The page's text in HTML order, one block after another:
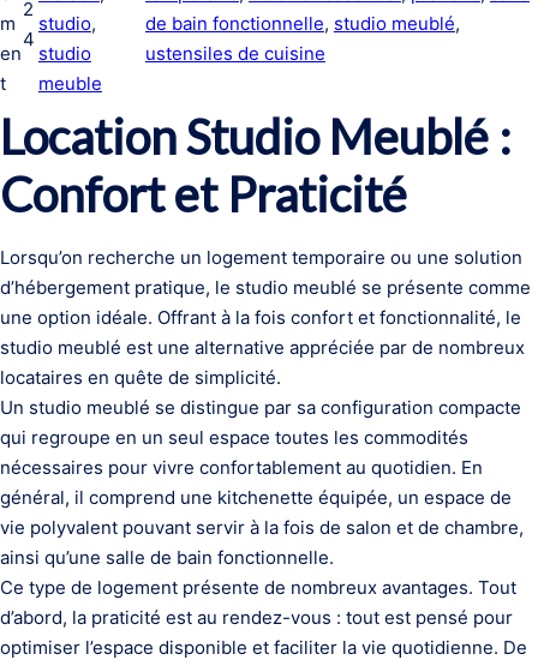
m
en
t
2
4
studio
studio
meuble
de bain fonctionnelle, studio meublé
ustensiles de cuisine
Location Studio Meublé :
Confort et Praticité
Lorsqu’on recherche un logement temporaire ou une solution
d’hébergement pratique, le studio meublé se présente comme
une option idéale. Offrant à la fois confort et fonctionnalité, le
studio meublé est une alternative appréciée par de nombreux
locataires en quête de simplicité.
Un studio meublé se distingue par sa configuration compacte
qui regroupe en un seul espace toutes les commodités
nécessaires pour vivre confortablement au quotidien. En
général, il comprend une kitchenette équipée, un espace de
vie polyvalent pouvant servir à la fois de salon et de chambre,
ainsi qu’une salle de bain fonctionnelle.
Ce type de logement présente de nombreux avantages. Tout
d’abord, la praticité est au rendez-vous : tout est pensé pour
optimiser l’espace disponible et faciliter la vie quotidienne. De